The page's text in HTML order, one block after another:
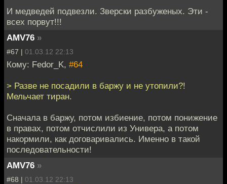
И медведей подвезли. Зверски разбуженых. Эти -
всех порвут!!!
AMV76 »
#67 | 01.03.12 22:13
Кому: Fedor_K, #64
> Разве не посадили в баржу и не утопили?!
Мельчает тиран.
Сначала в баржу, потом избиение, потом понижение
в правах, потом отчислили из Универа, а потом
накормили, как договаривались. Именно в такой
последовательности!
AMV76 »
#68 | 01.03.12 22:13